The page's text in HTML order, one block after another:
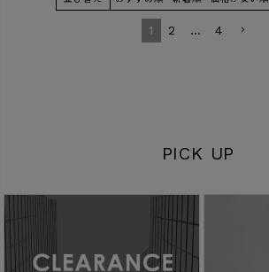
1 2 … 4
PICK UP